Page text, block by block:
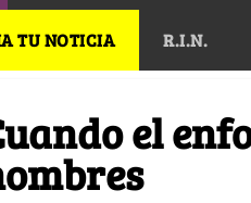
TU NOTICIA R.I.N.
el